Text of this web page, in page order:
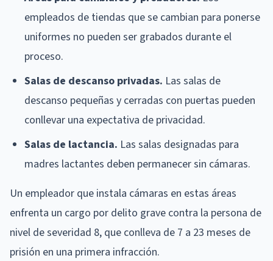
empleados de tiendas que se cambian para ponerse
uniformes no pueden ser grabados durante el
proceso.
Salas de descanso privadas. Las salas de
descanso pequeñas y cerradas con puertas pueden
conllevar una expectativa de privacidad.
Salas de lactancia. Las salas designadas para
madres lactantes deben permanecer sin cámaras.
Un empleador que instala cámaras en estas áreas
enfrenta un cargo por delito grave contra la persona de
nivel de severidad 8, que conlleva de 7 a 23 meses de
prisión en una primera infracción.